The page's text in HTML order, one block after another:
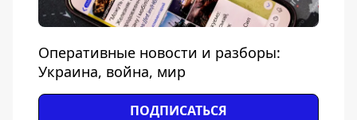
Оперативные новости и разборы:
Украина, война, мир
ПОДПИСАТЬСЯ